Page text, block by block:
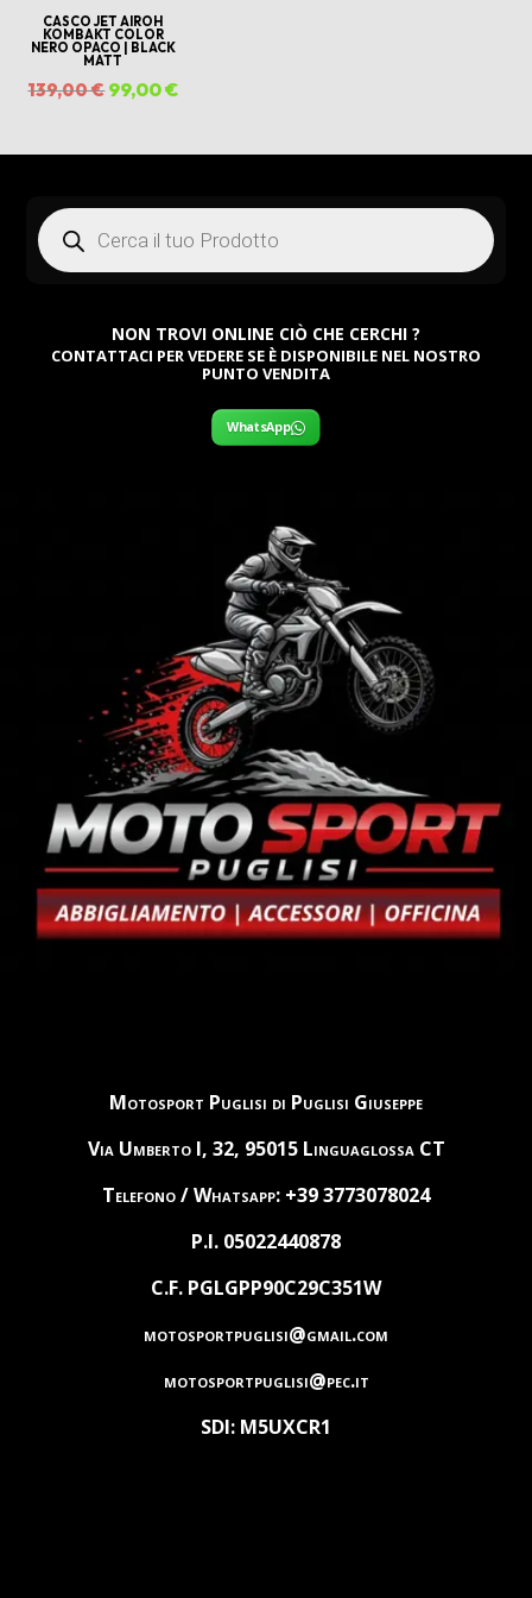
CASCO JET AIROH
KOMBAKT COLOR
NERO OPACO | BLACK
MATT
139,00€Il
originale
99,00€Il
attuale
Products
search
NON TROVI ONLINE CIÒ CHE CERCHI ?
CONTATTACI PER VEDERE SE È DISPONIBILE NEL NOSTRO
PUNTO VENDITA
WhatsApp
Motosport Puglisi di Puglisi Giuseppe
Via Umberto I, 32, 95015 Linguaglossa CT
Telefono / Whatsapp: +39 3773078024
P.I. 05022440878
C.F. PGLGPP90C29C351W
motosportpuglisi@gmail.com
motosportpuglisi@pec.it
SDI: M5UXCR1